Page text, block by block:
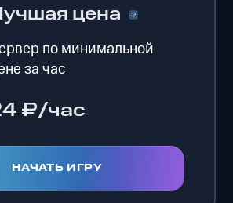
цена
по минимальной
за час
₽/час
НАЧАТЬ ИГРУ